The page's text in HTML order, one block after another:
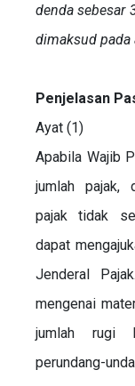
denda sebesar
dimaksud pada
Penjelasan
Ayat (1)
Apabila Wajib
jumlah pajak,
pajak tidak
dapat
Jenderal
mengenai
jumlah rugi
perundang-